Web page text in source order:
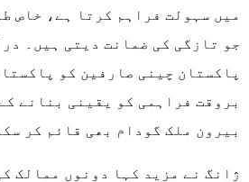
میں سہولت فراہم کرتا ہے، خاص
جو تازگی کی ضمانت دیتی ہیں۔
پاکستان چینی صارفین کو
بروقت فراہمی کو یقینی بنانے
بیرون ملک گودام بھی قائم کر